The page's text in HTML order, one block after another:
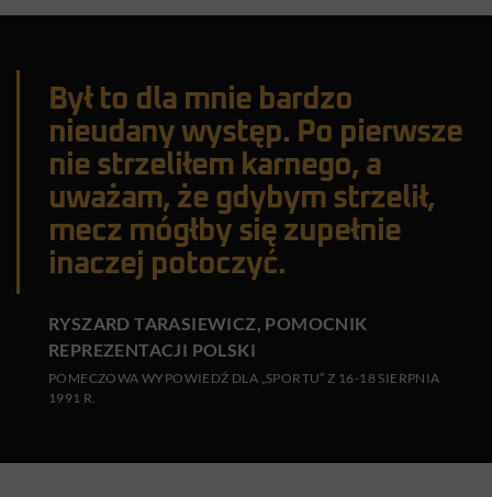
Był to dla mnie bardzo
nieudany występ. Po pierwsze
nie strzeliłem karnego, a
uważam, że gdybym strzelił,
mecz mógłby się zupełnie
inaczej potoczyć.
RYSZARD TARASIEWICZ, POMOCNIK
REPREZENTACJI POLSKI
POMECZOWA WYPOWIEDŹ DLA „SPORTU” Z 16-18 SIERPNIA
1991 R.